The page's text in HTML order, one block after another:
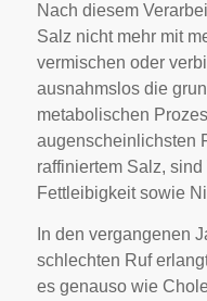
Nach diesem
Salz nicht mehr mit
vermischen oder
ausnahmslos die
metabolischen
augenscheinlichsten
raffiniertem Salz,
Fettleibigkeit sowie
In den vergangenen
schlechten Ruf
es genauso wie